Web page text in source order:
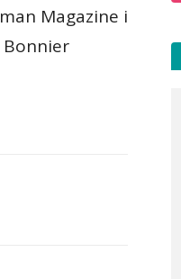
Magazine i
Bonnier